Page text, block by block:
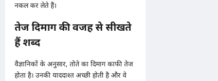
नकल कर लेते हैं।
तेज दिमाग की वजह से सीखते
हैं शब्द
वैज्ञानिकों के अनुसार, तोते का दिमाग काफी तेज
होता है। उनकी याददाश्त अच्छी होती है और वे